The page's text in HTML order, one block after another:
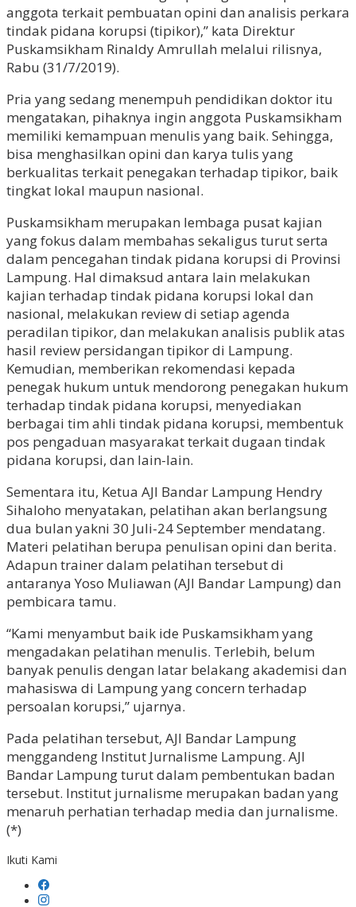
anggota terkait pembuatan opini dan analisis perkara
tindak pidana korupsi (tipikor),” kata Direktur
Puskamsikham Rinaldy Amrullah melalui rilisnya,
Rabu (31/7/2019).
Pria yang sedang menempuh pendidikan doktor itu
mengatakan, pihaknya ingin anggota Puskamsikham
memiliki kemampuan menulis yang baik. Sehingga,
bisa menghasilkan opini dan karya tulis yang
berkualitas terkait penegakan terhadap tipikor, baik
tingkat lokal maupun nasional.
Puskamsikham merupakan lembaga pusat kajian
yang fokus dalam membahas sekaligus turut serta
dalam pencegahan tindak pidana korupsi di Provinsi
Lampung. Hal dimaksud antara lain melakukan
kajian terhadap tindak pidana korupsi lokal dan
nasional, melakukan review di setiap agenda
peradilan tipikor, dan melakukan analisis publik atas
hasil review persidangan tipikor di Lampung.
Kemudian, memberikan rekomendasi kepada
penegak hukum untuk mendorong penegakan hukum
terhadap tindak pidana korupsi, menyediakan
berbagai tim ahli tindak pidana korupsi, membentuk
pos pengaduan masyarakat terkait dugaan tindak
pidana korupsi, dan lain-lain.
Sementara itu, Ketua AJI Bandar Lampung Hendry
Sihaloho menyatakan, pelatihan akan berlangsung
dua bulan yakni 30 Juli-24 September mendatang.
Materi pelatihan berupa penulisan opini dan berita.
Adapun trainer dalam pelatihan tersebut di
antaranya Yoso Muliawan (AJI Bandar Lampung) dan
pembicara tamu.
“Kami menyambut baik ide Puskamsikham yang
mengadakan pelatihan menulis. Terlebih, belum
banyak penulis dengan latar belakang akademisi dan
mahasiswa di Lampung yang concern terhadap
persoalan korupsi,” ujarnya.
Pada pelatihan tersebut, AJI Bandar Lampung
menggandeng Institut Jurnalisme Lampung. AJI
Bandar Lampung turut dalam pembentukan badan
tersebut. Institut jurnalisme merupakan badan yang
menaruh perhatian terhadap media dan jurnalisme.
(*)
Ikuti Kami